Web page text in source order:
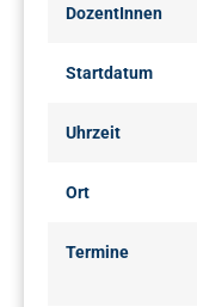
DozentInnen
Startdatum
Uhrzeit
Ort
Termine